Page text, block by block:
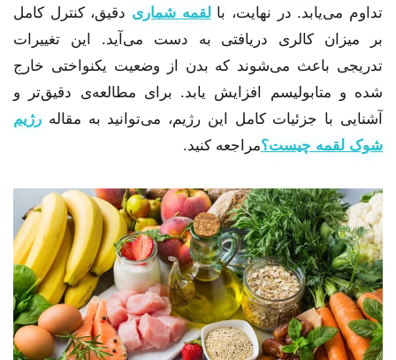
تداوم می‌یابد. در نهایت، بالقمه شماری دقیق، کنترل کامل
بر میزان کالری دریافتی به دست می‌آید. این تغییرات
تدریجی باعث می‌شوند که بدن از وضعیت یکنواختی خارج
شده و متابولیسم افزایش یابد. برای مطالعه‌ی دقیق‌تر و
آشنایی با جزئیات کامل این رژیم، می‌توانید به مقاله رژیم
شوک لقمه چیست؟مراجعه کنید.